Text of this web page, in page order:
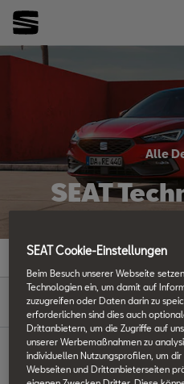
Alle
SEAT
A B C D
SEAT Technik Lexikon
SEAT Cookie-Einstellungen
Beim Besuch unserer Webseite
Technologien ein, um damit auf
zuzugreifen oder Daten darin zu
erforderlichen sind dies auch
Drittanbietern, um die Zugriffe auf
unserer Werbemaßnahmen zu
individuellen Nutzungsprofilen, um
Webseiten und Drittanbieterseiten